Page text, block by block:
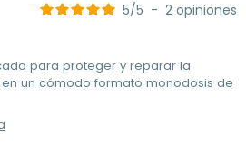
5/5 - 2 opiniones
para proteger y reparar la
un cómodo formato monodosis de